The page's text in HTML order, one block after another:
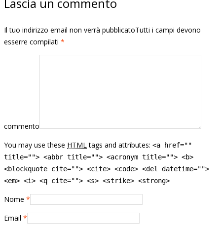
Il tuo indirizzo email non verrà pubblicatoTutti i campi devono
esserre compilati *
commento
You may use these HTML tags and attributes: <a href=""
title=""> <abbr title=""> <acronym title=""> <b>
<blockquote cite=""> <cite> <code> <del datetime="">
<em> <i> <q cite=""> <s> <strike> <strong>
Nome *
Email *